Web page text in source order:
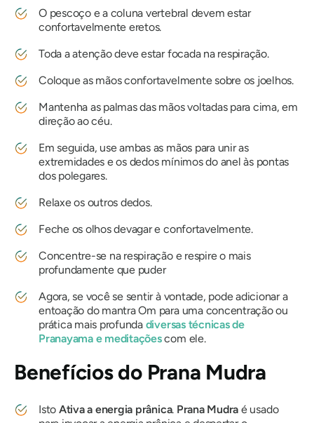
O pescoço e a coluna vertebral devem estar
confortavelmente eretos.
Toda a atenção deve estar focada na respiração.
Coloque as mãos confortavelmente sobre os joelhos.
Mantenha as palmas das mãos voltadas para cima, em
direção ao céu.
Em seguida, use ambas as mãos para unir as
extremidades e os dedos mínimos do anel às pontas
dos polegares.
Relaxe os outros dedos.
Feche os olhos devagar e confortavelmente.
Concentre-se na respiração e respire o mais
profundamente que puder
Agora, se você se sentir à vontade, pode adicionar a
entoação do mantra Om para uma concentração ou
prática mais profunda diversas técnicas de
Pranayama e meditaçõescom ele.
Benefícios do Prana Mudra
Isto Ativa a energia prânica. Prana Mudra é usado